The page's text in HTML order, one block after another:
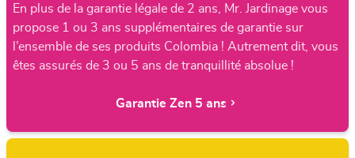
En plus de la garantie légale de 2 ans, Mr. Jardinage vous
propose 1 ou 3 ans supplémentaires de garantie sur
l’ensemble de ses produits Colombia ! Autrement dit, vous
êtes assurés de 3 ou 5 ans de tranquillité absolue !
Garantie Zen 5 ans